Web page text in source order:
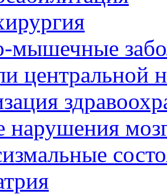
мышечные
центральной
нарушения